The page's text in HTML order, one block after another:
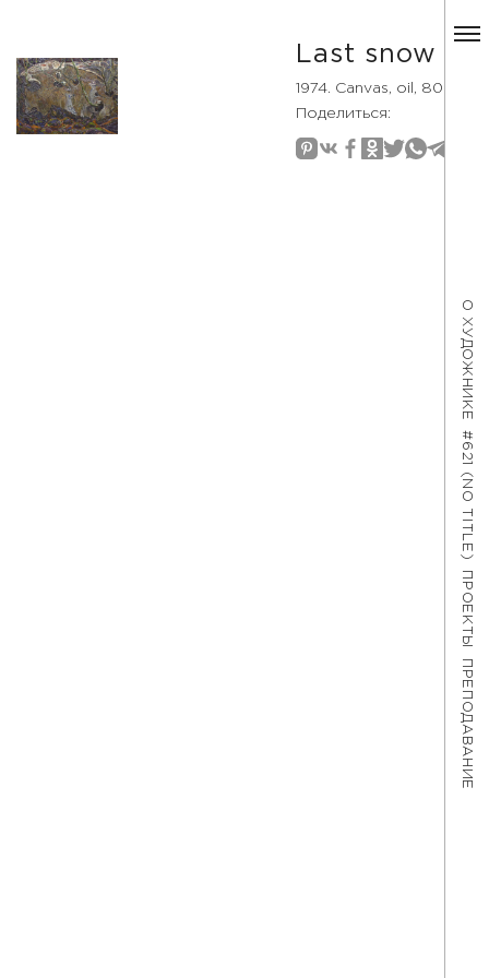
О ХУДОЖНИКЕ
#621 (NO TITLE)
ПРОЕКТЫ
ПРЕПОДАВАНИЕ
Last snow
1974. Canvas, oil, 80×110
Поделиться: